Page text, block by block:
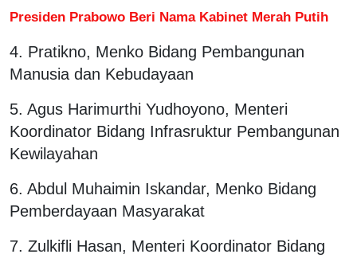
Presiden Prabowo Beri Nama Kabinet Merah Putih
4. Pratikno, Menko Bidang Pembangunan
Manusia dan Kebudayaan
5. Agus Harimurthi Yudhoyono, Menteri
Koordinator Bidang Infrasruktur Pembangunan
Kewilayahan
6. Abdul Muhaimin Iskandar, Menko Bidang
Pemberdayaan Masyarakat
7. Zulkifli Hasan, Menteri Koordinator Bidang